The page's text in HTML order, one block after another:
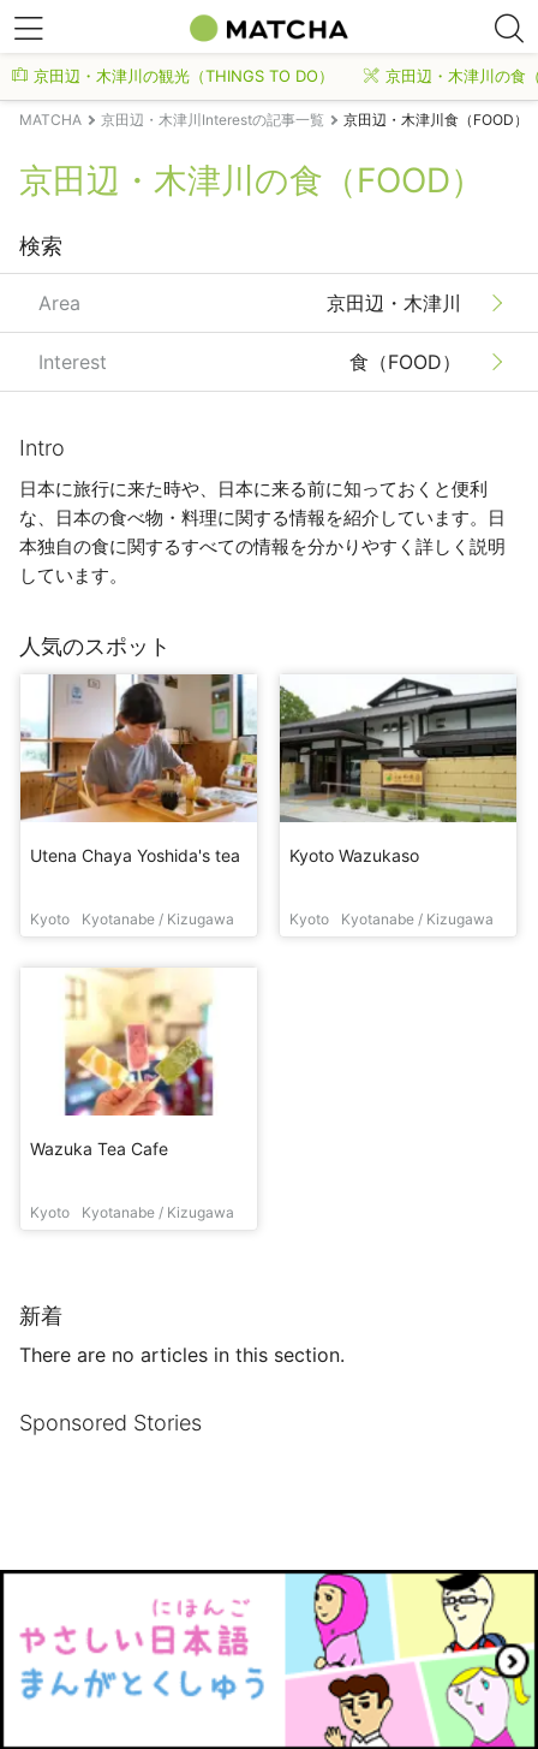
京田辺・木津川の観光（THINGS TO DO） 京田辺・木津川の食
MATCHA 京田辺・木津川Interestの記事一覧 京田辺・木津川食（FOOD）
京田辺・木津川の食（FOOD）
検索
Area 京田辺・木津川
Interest 食（FOOD）
Intro
日本に旅行に来た時や、日本に来る前に知っておくと便利
な、日本の食べ物・料理に関する情報を紹介しています。日
本独自の食に関するすべての情報を分かりやすく詳しく説明
しています。
人気のスポット
Utena Chaya Yoshida's tea
Kyoto Kyotanabe / Kizugawa
Kyoto Wazukaso
Kyoto Kyotanabe / Kizugawa
Wazuka Tea Cafe
Kyoto Kyotanabe / Kizugawa
新着
There are no articles in this section.
Sponsored Stories